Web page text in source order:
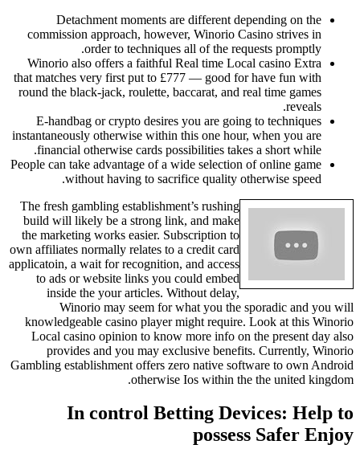
Detachment moments are different depending on the
commission approach, however, Winorio Casino strives in
order to techniques all of the requests promptly.
Winorio also offers a faithful Real time Local casino Extra
that matches very first put to £777 — good for have fun with
round the black-jack, roulette, baccarat, and real time games
reveals.
E-handbag or crypto desires you are going to techniques
instantaneously otherwise within this one hour, when you are
financial otherwise cards possibilities takes a short while.
People can take advantage of a wide selection of online game
without having to sacrifice quality otherwise speed.
The fresh gambling establishment’s rushing
build will likely be a strong link, and make
the marketing works easier. Subscription to
own affiliates normally relates to a credit card
applicatoin, a wait for recognition, and access
to ads or website links you could embed
inside the your articles. Without delay,
Winorio may seem for what you the sporadic and you will
knowledgeable casino player might require. Look at this Winorio
Local casino opinion to know more info on the present day also
provides and you may exclusive benefits. Currently, Winorio
Gambling establishment offers zero native software to own Android
otherwise Ios within the the united kingdom.
In control Betting Devices: Help to
possess Safer Enjoy